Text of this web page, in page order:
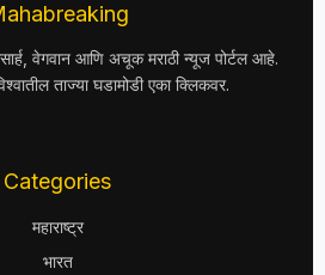
वेगवान आणि अचूक मराठी न्यूज पोर्टल आहे.
ताज्या घडामोडी एका क्लिकवर.
Categories
महाराष्ट्र
भारत